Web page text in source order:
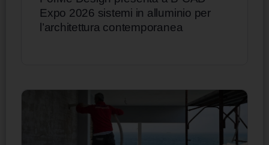
Expo 2026 sistemi in alluminio per
l’architettura contemporanea